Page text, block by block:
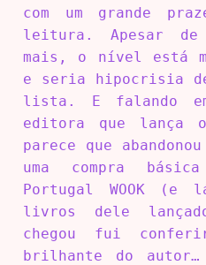
com um grande
leitura. Apesar de
mais, o nível está
e seria hipocrisia
lista. E falando
editora que lança
parece que
uma compra
Portugal WOOK (e
livros dele
chegou fui
brilhante do autor…